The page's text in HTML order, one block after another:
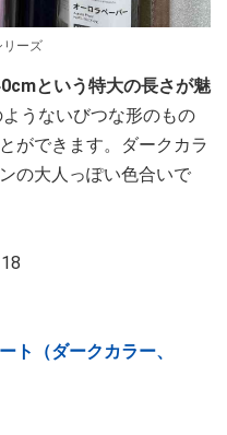
リーズ
という特大の長さが魅
うないびつな形のもの
ができます。ダークカラ
の大人っぽい色合いで
ト（ダークカラー、